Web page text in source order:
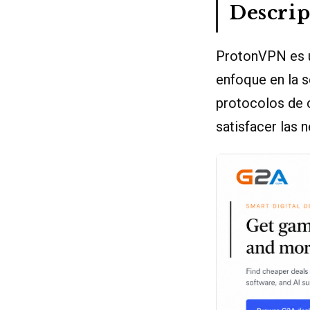
ProtonVPN es
enfoque en la
protocolos de
satisfacer las